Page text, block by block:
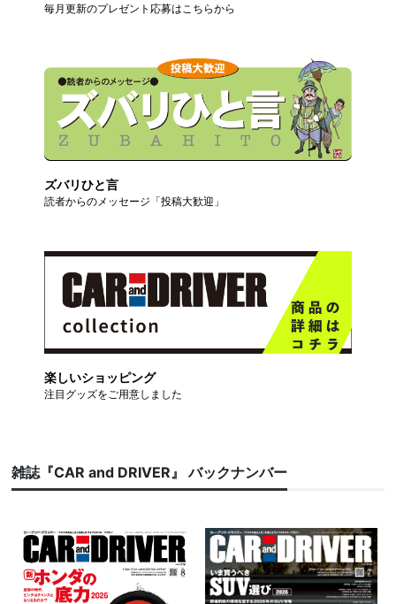
毎月更新のプレゼント応募はこちらから
ズバリひと言
読者からのメッセージ「投稿大歓迎」
楽しいショッピング
注目グッズをご用意しました
雑誌『CAR and DRIVER』 バックナンバー